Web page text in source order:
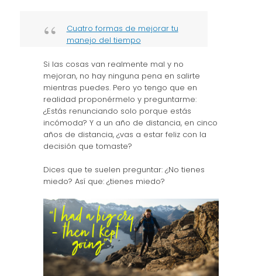
Cuatro formas de mejorar tu
manejo del tiempo
Si las cosas van realmente mal y no
mejoran, no hay ninguna pena en salirte
mientras puedes. Pero yo tengo que en
realidad proponérmelo y preguntarme:
¿Estás renunciando solo porque estás
incómoda? Y a un año de distancia, en cinco
años de distancia, ¿vas a estar feliz con la
decisión que tomaste?
Dices que te suelen preguntar: ¿No tienes
miedo? Así que: ¿tienes miedo?